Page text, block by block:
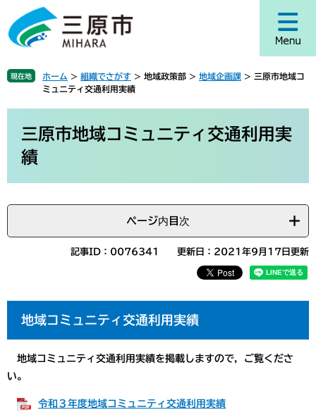
ジ
頭
す
ュ
飛
し
現在地 ホーム > 組織でさがす > 地域政策部 > 地域企画課 > 三原市地域コ
ミュニティ交通利用実績
三原市地域コミュニティ交通利用実
績
ページ内目次
記事ID：0076341 更新日：2021年9月17日更新
地域コミュニティ交通利用実績
地域コミュニティ交通利用実績を掲載しますので，ご覧くださ
い。
令和３年度地域コミュニティ交通利用実績